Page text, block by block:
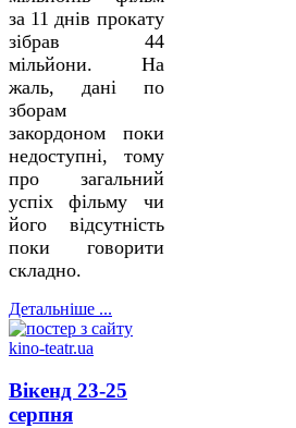
за 11 днів прокату
зібрав 44
мільйони. На
жаль, дані по
зборам
закордоном поки
недоступні, тому
про загальний
успіх фільму чи
його відсутність
поки говорити
складно.
Детальніше ...
Вікенд 23-25
серпня